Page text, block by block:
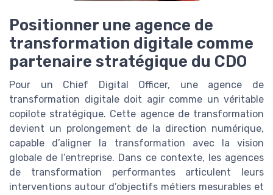
Positionner une agence de
transformation digitale comme
partenaire stratégique du CDO
Pour un Chief Digital Officer, une agence de
transformation digitale doit agir comme un véritable
copilote stratégique. Cette agence de transformation
devient un prolongement de la direction numérique,
capable d’aligner la transformation avec la vision
globale de l’entreprise. Dans ce contexte, les agences
de transformation performantes articulent leurs
interventions autour d’objectifs métiers mesurables et